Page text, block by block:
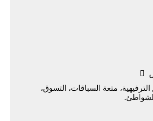

اﻟﺘﺮﻓﻴﻬﻴﺔ، متعة اﻟﺴﺒﺎﻗﺎت، اﻟﺘﺴﻮق،
اﻟﺸﻮاﻃﺊ.